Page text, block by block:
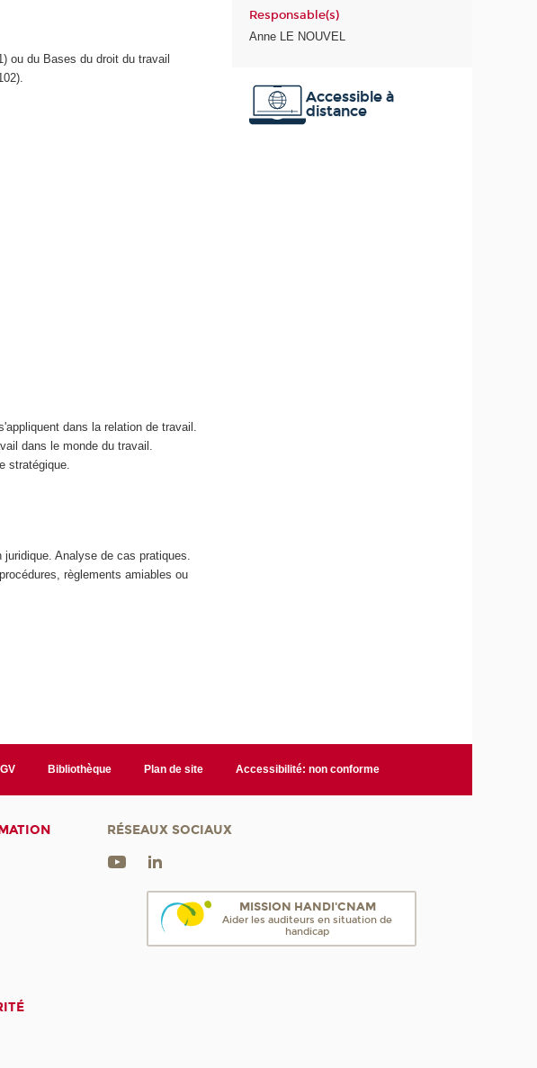
ou du Bases du droit du travail
dans la relation de travail.
dans le monde du travail.
stratégique.
Analyse de cas pratiques.
règlements amiables ou
Responsable(s)
Anne LE NOUVEL
Accessible à
distance
Bibliothèque Plan de site Accessibilité: non conforme
RÉSEAUX SOCIAUX
MISSION HANDI'CNAM
Aider les auditeurs en situation de
handicap